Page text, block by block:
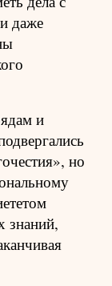
даже
и
но
знаний,